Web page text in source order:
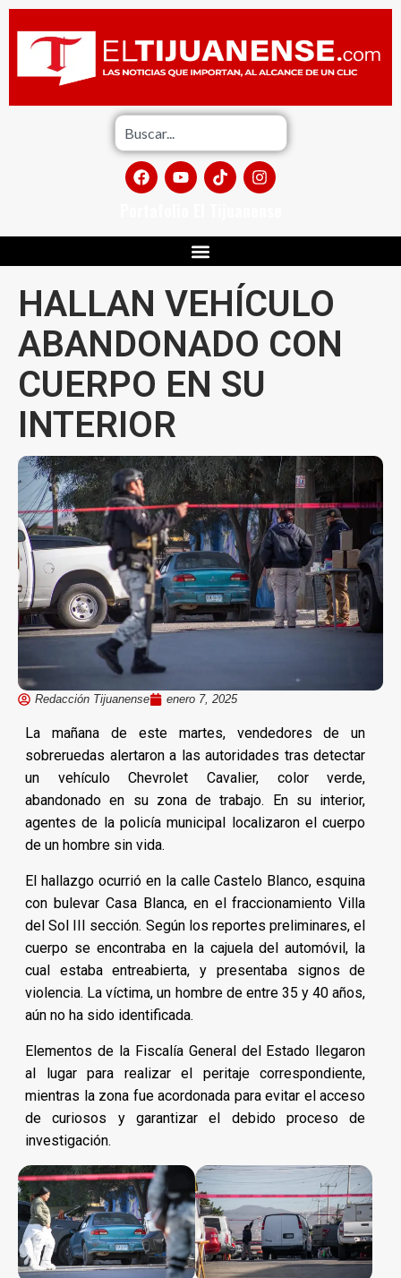
HALLAN VEHÍCULO
ABANDONADO CON
CUERPO EN SU
INTERIOR
Redacción Tijuanense enero 7, 2025
La mañana de este martes, vendedores de un
sobreruedas alertaron a las autoridades tras detectar
un vehículo Chevrolet Cavalier, color verde,
abandonado en su zona de trabajo. En su interior,
agentes de la policía municipal localizaron el cuerpo
de un hombre sin vida.
El hallazgo ocurrió en la calle Castelo Blanco, esquina
con bulevar Casa Blanca, en el fraccionamiento Villa
del Sol III sección. Según los reportes preliminares, el
cuerpo se encontraba en la cajuela del automóvil, la
cual estaba entreabierta, y presentaba signos de
violencia. La víctima, un hombre de entre 35 y 40 años,
aún no ha sido identificada.
Elementos de la Fiscalía General del Estado llegaron
al lugar para realizar el peritaje correspondiente,
mientras la zona fue acordonada para evitar el acceso
de curiosos y garantizar el debido proceso de
investigación.